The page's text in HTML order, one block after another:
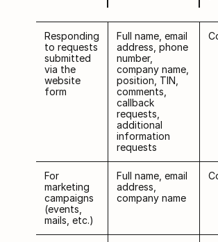
Responding
to requests
submitted
via the
website
form
Full name, email
address, phone
number,
company name,
position, TIN,
comments,
callback
requests,
additional
information
requests
For
marketing
campaigns
(events,
mails, etc.)
Full name, email
address,
company name